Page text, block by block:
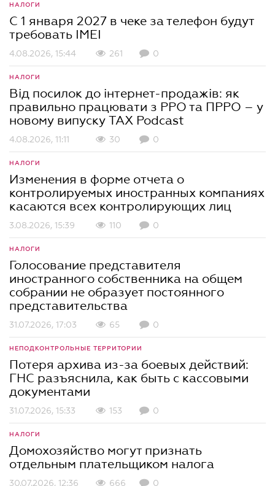
НАЛОГИ
С 1 января 2027 в чеке за телефон будут
требовать IMEI
4.08.2026, 15:44 261 0
НАЛОГИ
Від посилок до інтернет-продажів: як
правильно працювати з РРО та ПРРО – у
новому випуску TAX Podcast
4.08.2026, 11:11 30 0
НАЛОГИ
Изменения в форме отчета о
контролируемых иностранных компаниях
касаются всех контролирующих лиц
3.08.2026, 15:39 110 0
НАЛОГИ
Голосование представителя
иностранного собственника на общем
собрании не образует постоянного
представительства
31.07.2026, 17:03 65 0
НЕПОДКОНТРОЛЬНЫЕ ТЕРРИТОРИИ
Потеря архива из-за боевых действий:
ГНС разъяснила, как быть с кассовыми
документами
31.07.2026, 15:33 153 0
НАЛОГИ
Домохозяйство могут признать
отдельным плательщиком налога
30.07.2026, 12:36 666 0